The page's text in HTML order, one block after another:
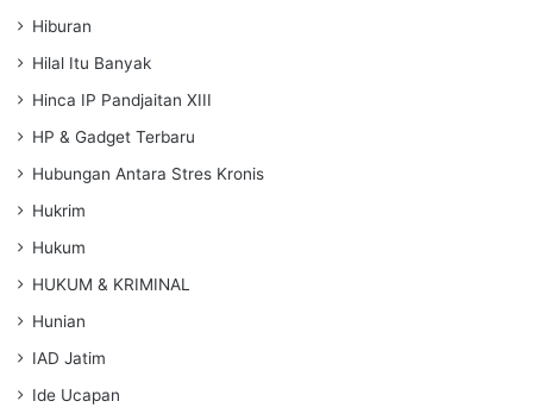
Hiburan
Hilal Itu Banyak
Hinca IP Pandjaitan XIII
HP & Gadget Terbaru
Hubungan Antara Stres Kronis
Hukrim
Hukum
HUKUM & KRIMINAL
Hunian
IAD Jatim
Ide Ucapan